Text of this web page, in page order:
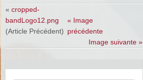
«cropped-
bandLogo12.png
(Article Précédent)
« Image
précédente
Image suivante »